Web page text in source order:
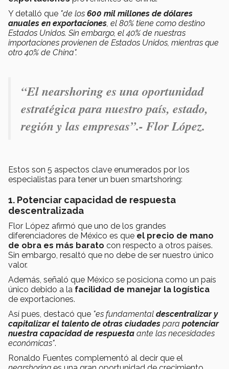
Y detalló que "de los 600 mil millones de dólares
anuales en exportaciones, el 80% tiene como destino
Estados Unidos. Sin embargo, el 40% de nuestras
importaciones provienen de Estados Unidos, mientras que
otro 40% de China".
“Elnearshoringes una oportunidad
estratégica para nuestro país, estado,
región y las empresas”.- Flor López.
Estos son 5 aspectos clave enumerados por los
especialistas para tener un buen smartshoring:
1. Potenciar capacidad de respuesta
descentralizada
Flor López afirmó que uno de los grandes
diferenciadores de México es que el precio de mano
de obra es más barato con respecto a otros países.
Sin embargo, resaltó que no debe de ser nuestro único
valor.
Además, señaló que México se posiciona como un país
único debido a la facilidad de manejar la logística
de exportaciones.
Así pues, destacó que "es fundamental descentralizar y
capitalizar el talento de otras ciudades para potenciar
nuestra capacidad de respuesta ante las necesidades
económicas".
Ronaldo Fuentes complementó al decir que el